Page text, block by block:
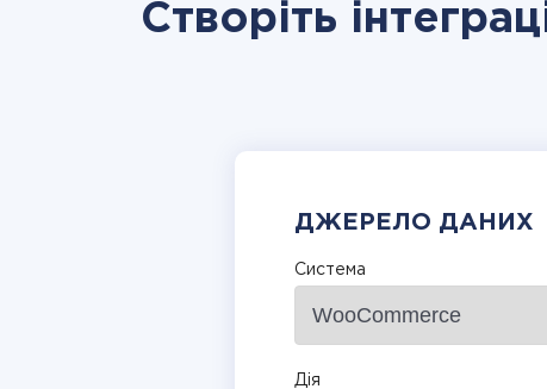
Створіть
ДЖЕРЕЛО ДАНИХ
Система
Дія